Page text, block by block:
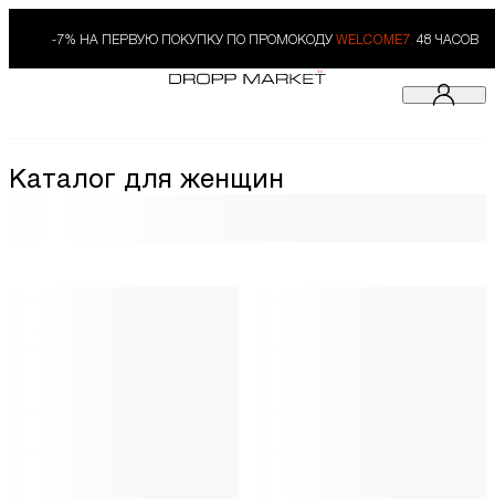
-7% НА ПЕРВУЮ ПОКУПКУ ПО ПРОМОКОДУ WELCOME7. 48 ЧАСОВ
Каталог для женщин